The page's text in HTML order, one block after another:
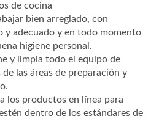
de cocina
bien arreglado, con
y adecuado y en todo momento
higiene personal.
y limpia todo el equipo de
de las áreas de preparación y
los productos en línea para
dentro de los estándares de